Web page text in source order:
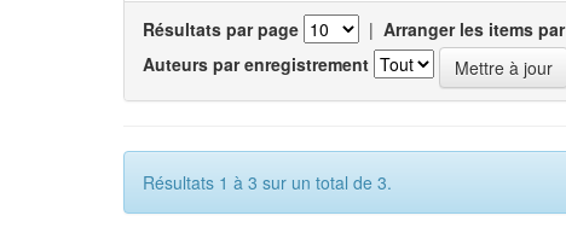
Résultats par page | Arranger les items par
Auteurs par enregistrement
Résultats 1 à 3 sur un total de 3.